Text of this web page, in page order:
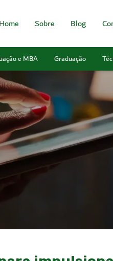
Home Sobre Blog
e MBA Graduação